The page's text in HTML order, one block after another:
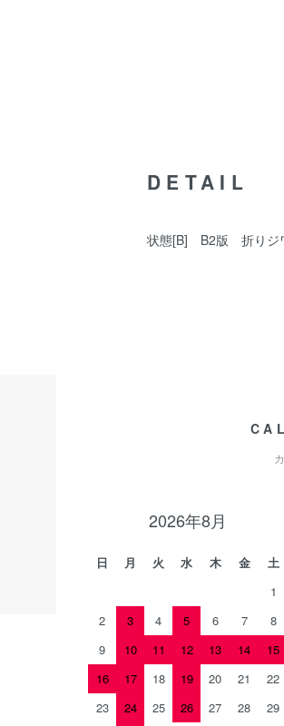
DETAIL
状態[B] B2版 折りジ
2026年8月
日 月 火 水 木 金
土
1
2
3 4 5 6 7
8
9
10 11 12 13 14
15
16
17 18 19 20 21
22
23
24 25 26 27 28
29